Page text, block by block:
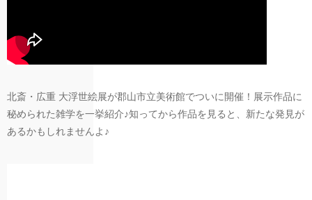
北斎・広重 大浮世絵展が郡山市立美術館でついに開催！展示作品に
秘められた雑学を一挙紹介♪知ってから作品を見ると、新たな発見が
あるかもしれませんよ♪